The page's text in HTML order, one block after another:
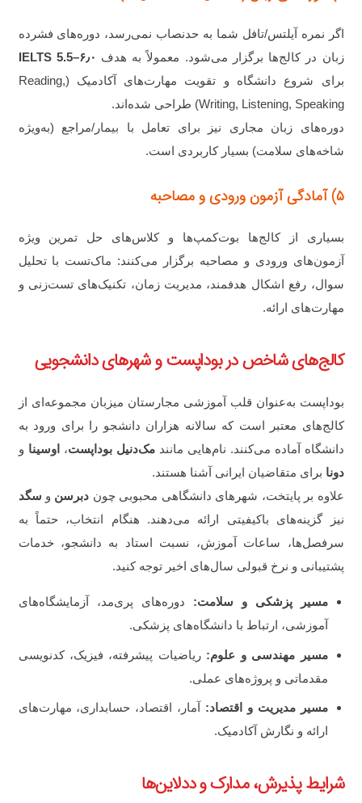
اگر نمره آیلتس/تافل شما به حدنصاب نمی‌رسد، دوره‌های فشرده
زبان در کالج‌ها برگزار می‌شود. معمولاً به هدف IELTS 5.5–۶٫۰
برای شروع دانشگاه و تقویت مهارت‌های آکادمیک (Reading,
Writing, Listening, Speaking) طراحی شده‌اند.
دوره‌های زبان مجاری نیز برای تعامل با بیمار/مراجع (به‌ویژه
شاخه‌های سلامت) بسیار کاربردی است.
۵) آمادگی آزمون ورودی و مصاحبه
بسیاری از کالج‌ها بوت‌کمپ‌ها و کلاس‌های حل تمرین ویژه
آزمون‌های ورودی و مصاحبه برگزار می‌کنند: ماک‌تست با تحلیل
سوال، رفع اشکال هدفمند، مدیریت زمان، تکنیک‌های تست‌زنی و
مهارت‌های ارائه.
کالج‌های شاخص در بوداپست و شهرهای دانشجویی
بوداپست به‌عنوان قلب آموزشی مجارستان میزبان مجموعه‌ای از
کالج‌های معتبر است که سالانه هزاران دانشجو را برای ورود به
دانشگاه آماده می‌کنند. نام‌هایی مانندمک‌دنیل بوداپست، اوسینا و
دونا برای متقاضیان ایرانی آشنا هستند.
علاوه بر پایتخت، شهرهای دانشگاهی محبوبی چون دبرسن و سگد
نیز گزینه‌های باکیفیتی ارائه می‌دهند. هنگام انتخاب، حتماً به
سرفصل‌ها، ساعات آموزش، نسبت استاد به دانشجو، خدمات
پشتیبانی و نرخ قبولی سال‌های اخیر توجه کنید.
مسیر پزشکی و سلامت: دوره‌های پری‌مد، آزمایشگاه‌های
آموزشی، ارتباط با دانشگاه‌های پزشکی.
مسیر مهندسی و علوم: ریاضیات پیشرفته، فیزیک، کدنویسی
مقدماتی و پروژه‌های عملی.
مسیر مدیریت و اقتصاد: آمار، اقتصاد، حسابداری، مهارت‌های
ارائه و نگارش آکادمیک.
شرایط پذیرش، مدارک و ددلاین‌ها